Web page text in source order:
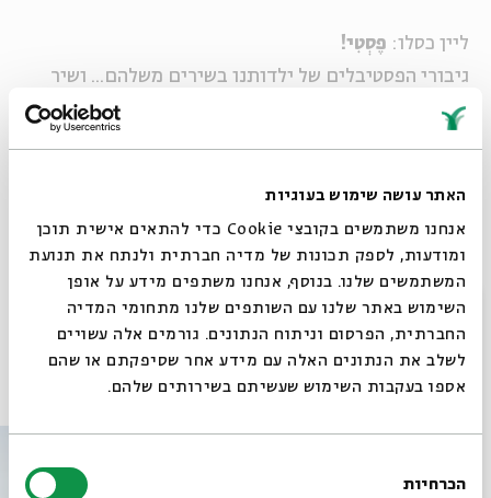
האתר עושה שימוש בעוגיות
אנחנו משתמשים בקובצי Cookie כדי להתאים אישית תוכן
ומודעות, לספק תכונות של מדיה חברתית ולנתח את תנועת
המשתמשים שלנו. בנוסף, אנחנו משתפים מידע על אופן
השימוש באתר שלנו עם השותפים שלנו מתחומי המדיה
החברתית, הפרסום וניתוח הנתונים. גורמים אלה עשויים
לשלב את הנתונים האלה עם מידע אחר שסיפקתם או שהם
אספו בעקבות השימוש שעשיתם בשירותים שלהם.
הסכמה
הכרחיות
ליין כסלו: פֶסְטִי!
גיבורי הפסטיבלים של ילדותנו בשירים משלהם... ושיר
פסטיבל אחד
שיתוף הוספה ליומן הרשמה לאירועים דומים
אירועים נוספים בסדרה
סגור